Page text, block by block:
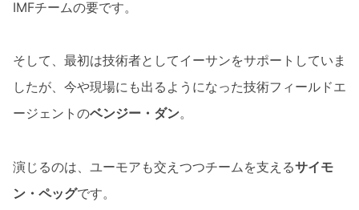
IMFチームの要です。
そして、最初は技術者としてイーサンをサポートしていま
したが、今や現場にも出るようになった技術フィールドエ
ージェントのベンジー・ダン。
演じるのは、ユーモアも交えつつチームを支えるサイモ
ン・ペッグです。